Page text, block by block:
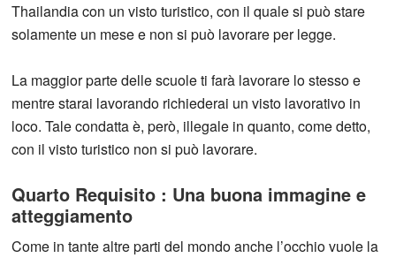
Thailandia con un visto turistico, con il quale si può stare
solamente un mese e non si può lavorare per legge.
La maggior parte delle scuole ti farà lavorare lo stesso e
mentre starai lavorando richiederai un visto lavorativo in
loco. Tale condatta è, però, illegale in quanto, come detto,
con il visto turistico non si può lavorare.
Quarto Requisito : Una buona immagine e
atteggiamento
Come in tante altre parti del mondo anche l’occhio vuole la